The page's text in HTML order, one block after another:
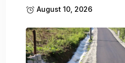
August 10, 2026